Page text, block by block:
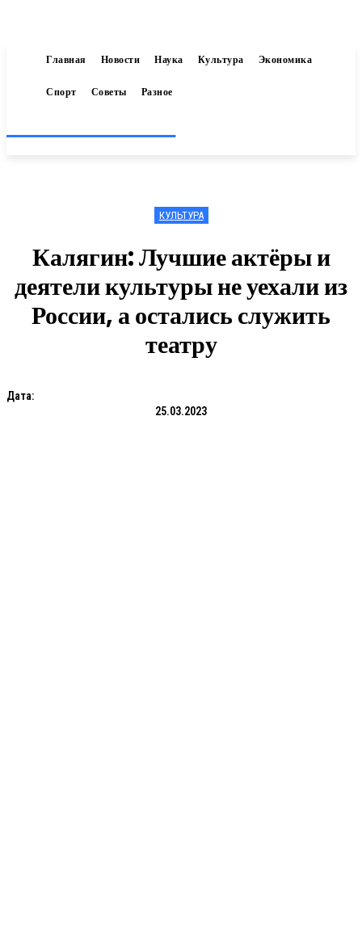
Главная Новости Наука Культура Экономика
Спорт Советы Разное
КУЛЬТУРА
Калягин: Лучшие актёры и
деятели культуры не уехали из
России, а остались служить
театру
Дата:
25.03.2023